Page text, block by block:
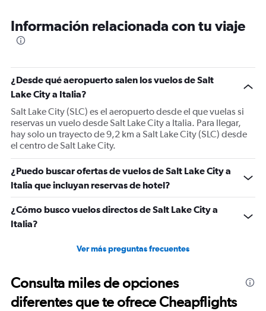
categories.
The
Y
axis
displaying
values.
Range:
0
to
Información relacionada con tu viaje
¿Desde qué aeropuerto salen los vuelos de Salt
Lake City a Italia?
Salt Lake City (SLC) es el aeropuerto desde el que vuelas si
reservas un vuelo desde Salt Lake City a Italia. Para llegar,
hay solo un trayecto de 9,2 km a Salt Lake City (SLC) desde
el centro de Salt Lake City.
¿Puedo buscar ofertas de vuelos de Salt Lake City a
Italia que incluyan reservas de hotel?
¿Cómo busco vuelos directos de Salt Lake City a
Italia?
Ver más preguntas frecuentes
Consulta miles de opciones
diferentes que te ofrece Cheapflights